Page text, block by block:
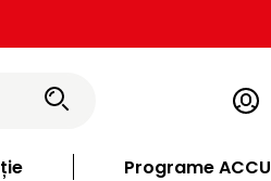
Programe ACCU